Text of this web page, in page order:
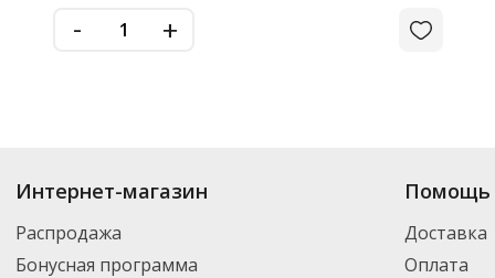
- +
Интернет-магазин
Распродажа
Бонусная программа
Помощь
Доставка
Оплата